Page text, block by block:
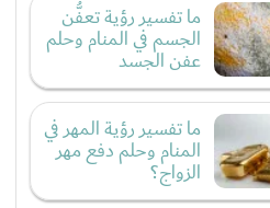
ما تفسير رؤية تعفُّن
الجسم في المنام وحلم
عفن الجسد
ما تفسير رؤية المهر في
المنام وحلم دفع مهر
الزواج؟